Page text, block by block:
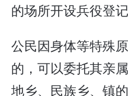
的场所开设兵役登记
公民因身体等特殊
的，可以委托其亲
地乡、民族乡、镇